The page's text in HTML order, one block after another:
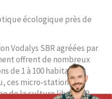
écologique près de
Vodalys SBR agréées par
offrent de nombreux
de 1 à 100 habitants.
ces micro-stations
de la culture libre SBR,